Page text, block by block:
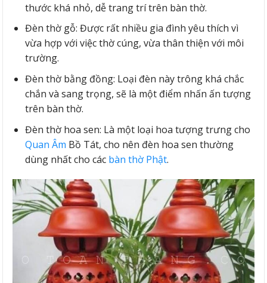
thước khá nhỏ, dễ trang trí trên bàn thờ.
Đèn thờ gỗ: Được rất nhiều gia đình yêu thích vì
vừa hợp với việc thờ cúng, vừa thân thiện với môi
trường.
Đèn thờ bằng đồng: Loại đèn này trông khá chắc
chắn và sang trọng, sẽ là một điểm nhấn ấn tượng
trên bàn thờ.
Đèn thờ hoa sen: Là một loại hoa tượng trưng cho
Quan Âm Bồ Tát, cho nên đèn hoa sen thường
dùng nhất cho các bàn thờ Phật.